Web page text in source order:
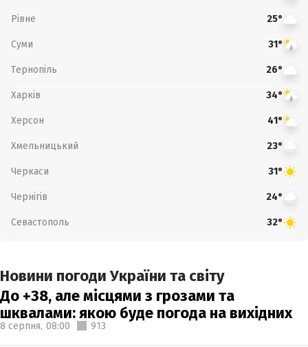
Рівне 25°
Суми 31°
Тернопіль 26°
Харків 34°
Херсон 41°
Хмельницький 23°
Черкаси 31°
Чернігів 24°
Севастополь 32°
Новини погоди України та світу
До +38, але місцями з грозами та
шквалами: якою буде погода на вихідних
8 серпня, 08:00 913